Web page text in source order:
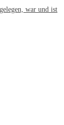
war und ist